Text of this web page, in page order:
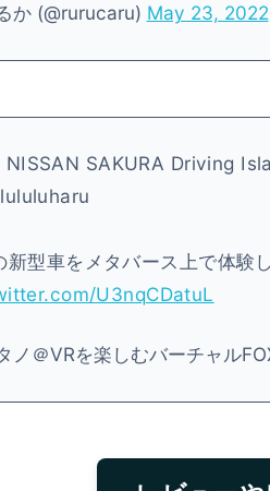
か (@rurucaru) May 23, 2022
NISSAN SAKURA Driving
新型車をメタバース上で体験
U3nqCDatuL
ノ＠VRを楽しむバーチャル